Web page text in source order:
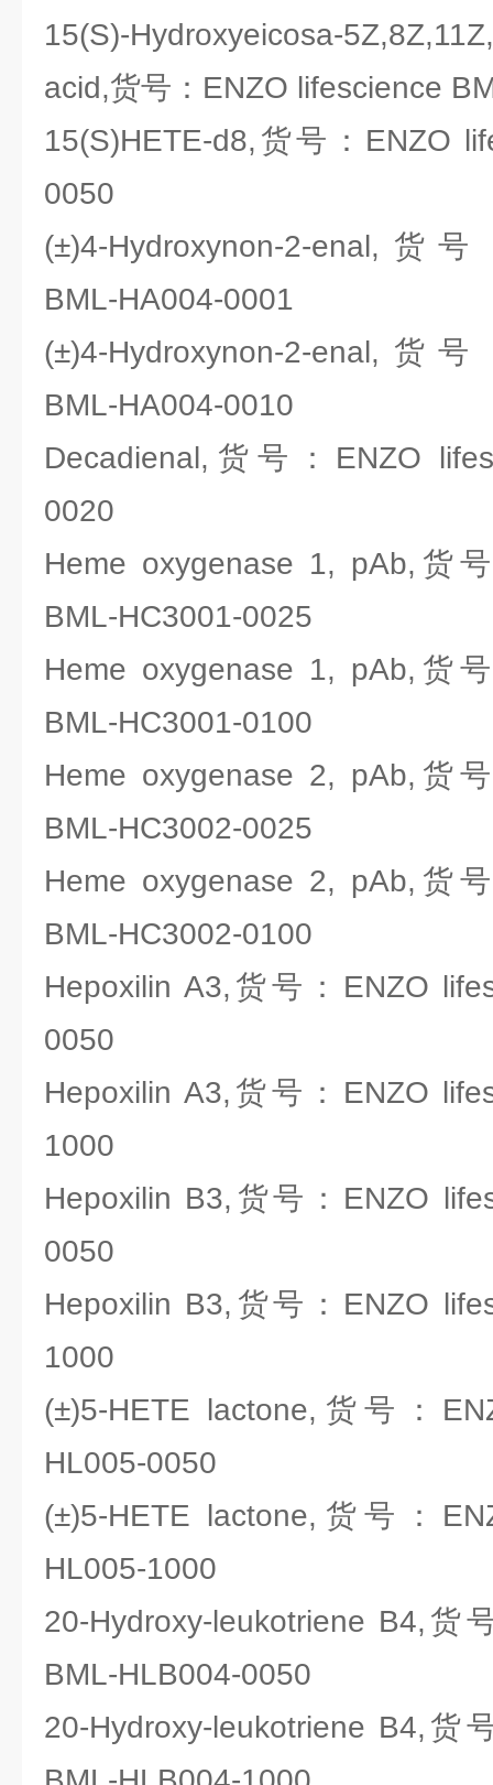
15(S)-Hydroxyeicosa-
acid,货号：ENZO lifescience
15(S)HETE-d8,货号：ENZO
0050
(±)4-Hydroxynon-2-enal,货
BML-HA004-0001
(±)4-Hydroxynon-2-enal,货
BML-HA004-0010
Decadienal,货号：ENZO
0020
Heme oxygenase 1, pAb,货
BML-HC3001-0025
Heme oxygenase 1, pAb,货
BML-HC3001-0100
Heme oxygenase 2, pAb,货
BML-HC3002-0025
Heme oxygenase 2, pAb,货
BML-HC3002-0100
Hepoxilin A3,货号：ENZO
0050
Hepoxilin A3,货号：ENZO
1000
Hepoxilin B3,货号：ENZO
0050
Hepoxilin B3,货号：ENZO
1000
(±)5-HETE lactone,货号：
HL005-0050
(±)5-HETE lactone,货号：
HL005-1000
20-Hydroxy-leukotriene B4,货
BML-HLB004-0050
20-Hydroxy-leukotriene B4,货